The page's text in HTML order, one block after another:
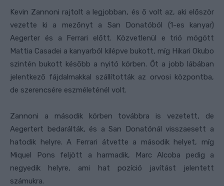
Kevin Zannoni rajtolt a legjobban, és ő volt az, aki először
vezette ki a mezőnyt a San Donatóból (1-es kanyar)
Aegerter és a Ferrari előtt. Közvetlenül e trió mögött
Mattia Casadei a kanyarból kilépve bukott, míg Hikari Okubo
szintén bukott később a nyitó körben. Őt a jobb lábában
jelentkező fájdalmakkal szállították az orvosi központba,
de szerencsére eszméleténél volt.
Zannoni a második körben továbbra is vezetett, de
Aegertert bedarálták, és a San Donatónál visszaesett a
hatodik helyre. A Ferrari átvette a második helyet, míg
Miquel Pons feljött a harmadik, Marc Alcoba pedig a
negyedik helyre, ami hat pozíció javítást jelentett
számukra.